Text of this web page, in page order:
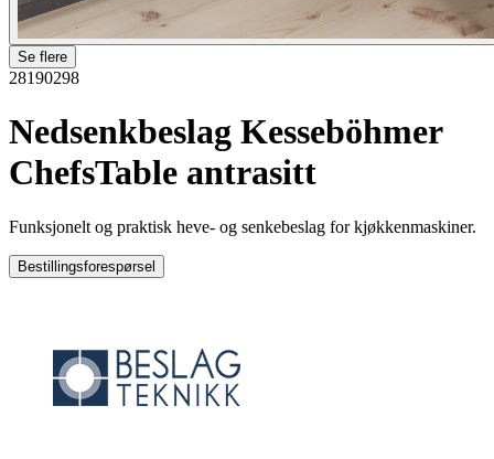
Se flere
28190298
Nedsenkbeslag Kesseböhmer
ChefsTable antrasitt
Funksjonelt og praktisk heve‑ og senkebeslag for kjøkkenmaskiner.
Bestillingsforespørsel